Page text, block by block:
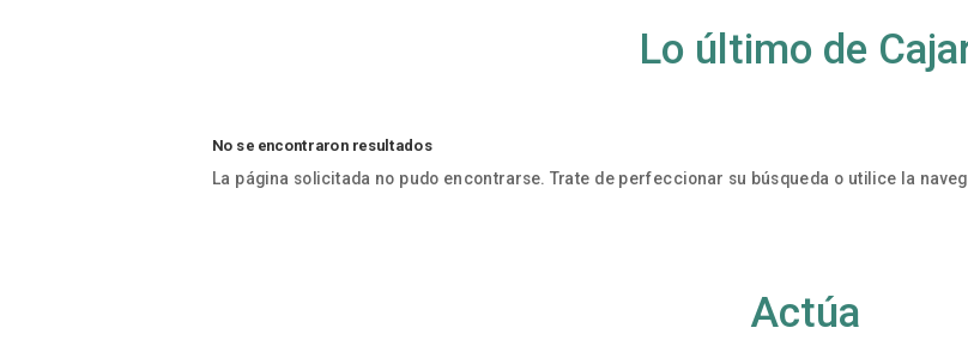
Lo último de
No se encontraron resultados
La página solicitada no pudo encontrarse. Trate de perfeccionar su búsqueda o utilice la
Actúa